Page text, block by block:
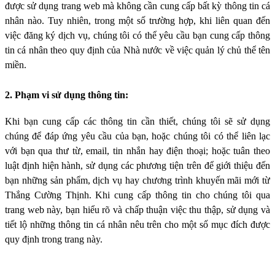
được sử dụng trang web mà không cần cung cấp bất kỳ thông tin cá
nhân nào. Tuy nhiên, trong một số trường hợp, khi liên quan đến
việc đăng ký dịch vụ, chúng tôi có thể yêu cầu bạn cung cấp thông
tin cá nhân theo quy định của Nhà nước về việc quản lý chủ thể tên
miền.
2. Phạm vi sử dụng thông tin:
Khi bạn cung cấp các thông tin cần thiết, chúng tôi sẽ sử dụng
chúng để đáp ứng yêu cầu của bạn, hoặc chúng tôi có thể liên lạc
với bạn qua thư từ, email, tin nhắn hay điện thoại; hoặc tuân theo
luật định hiện hành, sử dụng các phương tiện trên để giới thiệu đến
bạn những sản phẩm, dịch vụ hay chương trình khuyến mãi mới từ
Thắng Cường Thịnh. Khi cung cấp thông tin cho chúng tôi qua
trang web này, bạn hiểu rõ và chấp thuận việc thu thập, sử dụng và
tiết lộ những thông tin cá nhân nêu trên cho một số mục đích được
quy định trong trang này.